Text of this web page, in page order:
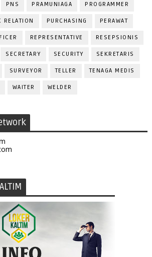
PNS PRAMUNIAGA PROGRAMMER
RELATION PURCHASING PERAWAT
REPRESENTATIVE RESEPSIONIS
SECRETARY SECURITY SEKRETARIS
SURVEYOR TELLER TENAGA MEDIS
WAITER WELDER